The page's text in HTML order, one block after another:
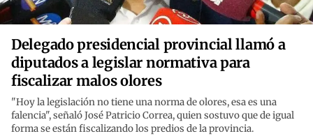
Delegado presidencial provincial llamó a
diputados a legislar normativa para
fiscalizar malos olores
"Hoy la legislación no tiene una norma de olores, esa es una
falencia", señaló José Patricio Correa, quien sostuvo que de igual
forma se están fiscalizando los predios de la provincia.